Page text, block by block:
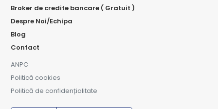
Broker de credite bancare ( Gratuit )
Despre Noi/Echipa
Blog
Contact
ANPC
Politică cookies
Politică de confidențialitate